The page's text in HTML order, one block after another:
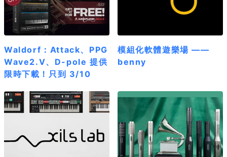
Waldorf：Attack、PPG
Wave2.V、D-pole 提供
限時下載！只到 3/10
模組化軟體遊樂場 ——
benny